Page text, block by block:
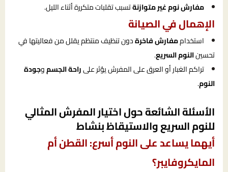
مفارش نوم غير متوازنةتسبب تقلبات متكررة أثناء الليل.
الإهمال في الصيانة
استخداممفارش فاخرةدون تنظيف منتظم يقلل من فعاليتها في
تحسينالنوم السريع.
تراكم الغبار أو العرق على المفرش يؤثر علىراحة الجسموجودة
النوم.
الأسئلة الشائعة حول اختيار المفرش المثالي
للنوم السريع والاستيقاظ بنشاط
أيهما يساعد على النوم أسرع: القطن أم
المايكروفايبر؟